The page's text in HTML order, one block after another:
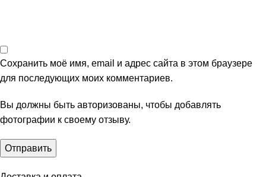
Сохранить моё имя, email и адрес сайта в этом браузере
для последующих моих комментариев.
Вы должны быть авторизованы, чтобы добавлять
фотографии к своему отзыву.